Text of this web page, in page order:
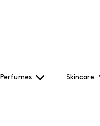
Perfumes Skincare